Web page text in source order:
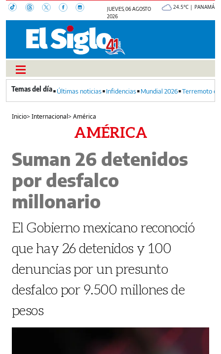
JUEVES, 06 AGOSTO
2026
24.5°C | PANAMÁ
Últimas noticias Infidencias Mundial 2026 Terremoto
Inicio>Internacional>América
AMÉRICA
Suman 26 detenidos
por desfalco
millonario
El Gobierno mexicano reconoció
que hay 26 detenidos y 100
denuncias por un presunto
desfalco por 9.500 millones de
pesos